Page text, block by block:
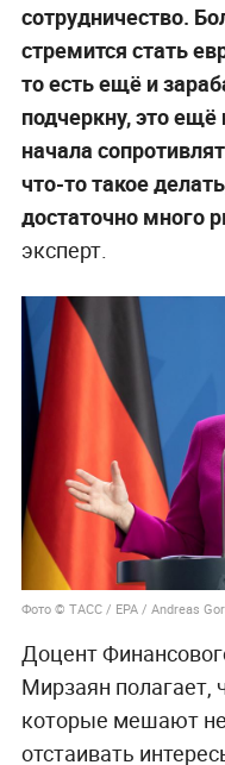
сотрудничество.
стремится стать
то есть ещё и
подчеркну, это ещё
начала
что-то такое
достаточно много
эксперт.
Фото © ТАСС / ЕРА / Andreas
Доцент
Мирзаян полагает,
которые мешают
отстаивать